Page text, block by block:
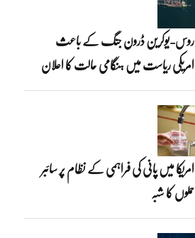
روس-یوکرین ڈرون جنگ کے باعث
امریکی ریاست میں ہنگامی حالت کا اعلان
امریکا میں پانی کی فراہمی کے نظام پر سائبر
حملوں کا شبہ